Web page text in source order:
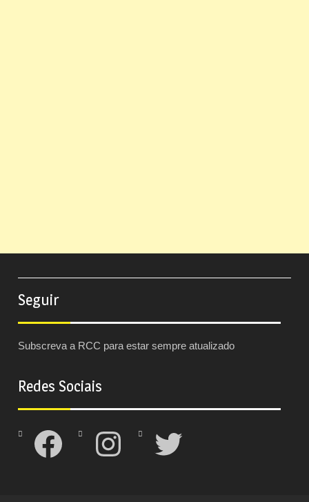
Seguir
Subscreva a RCC para estar sempre atualizado
Redes Sociais
Facebook Instagram Twitter